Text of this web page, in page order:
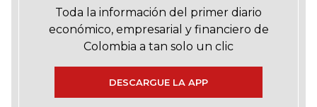
Toda la información del primer diario
económico, empresarial y financiero de
Colombia a tan solo un clic
DESCARGUE LA APP